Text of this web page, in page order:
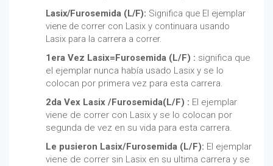
Lasix/Furosemida (L/F): Significa que El ejemplar
viene de correr con Lasix y continuara usando
Lasix para la carrera a correr.
1era Vez Lasix=Furosemida (L/F) : significa que
el ejemplar nunca había usado Lasix y se lo
colocan por primera vez para esta carrera.
2da Vex Lasix /Furosemida(L/F) : El ejemplar
viene de correr con Lasix y se lo colocan por
segunda de vez en su vida para esta carrera.
Le pusieron Lasix/Furosemida (L/F): El ejemplar
viene de correr sin Lasix en su ultima carrera y se